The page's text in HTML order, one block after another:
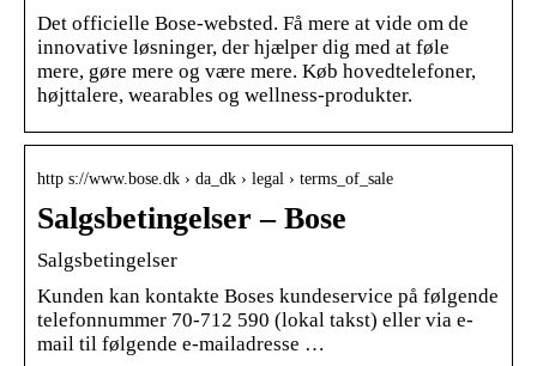
Det officielle Bose-websted. Få mere at vide om de
innovative løsninger, der hjælper dig med at føle
mere, gøre mere og være mere. Køb hovedtelefoner,
højttalere, wearables og wellness-produkter.
http s://www.bose.dk › da_dk › legal › terms_of_sale
Salgsbetingelser – Bose
Salgsbetingelser
Kunden kan kontakte Boses kundeservice på følgende
telefonnummer 70-712 590 (lokal takst) eller via e-
mail til følgende e-mailadresse …